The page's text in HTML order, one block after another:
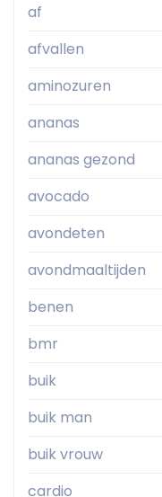
af
afvallen
aminozuren
ananas
ananas gezond
avocado
avondeten
avondmaaltijden
benen
bmr
buik
buik man
buik vrouw
cardio